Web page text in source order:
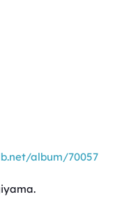
album/70057